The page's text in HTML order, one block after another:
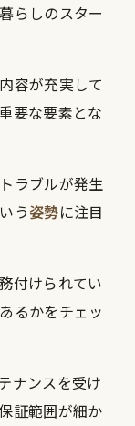
らしのスター
容が充実して
要な要素とな
ラブルが発生
う姿勢に注目
付けられてい
るかをチェッ
ナンスを受け
証範囲が細か